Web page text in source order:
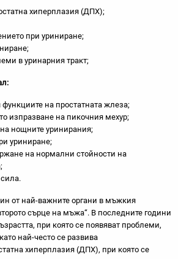
хиперплазия (ДПХ);
при уриниране;
в уринарния тракт;
на простатната жлеза;
изпразване на пикочния мехур;
нощните уринирания;
уриниране;
на нормални стойности на
от най-важните органи в мъжкия
сърце на мъжа“. В последните години
при която се появяват проблеми,
най-често се развива
хиперплазия (ДПХ), при която се